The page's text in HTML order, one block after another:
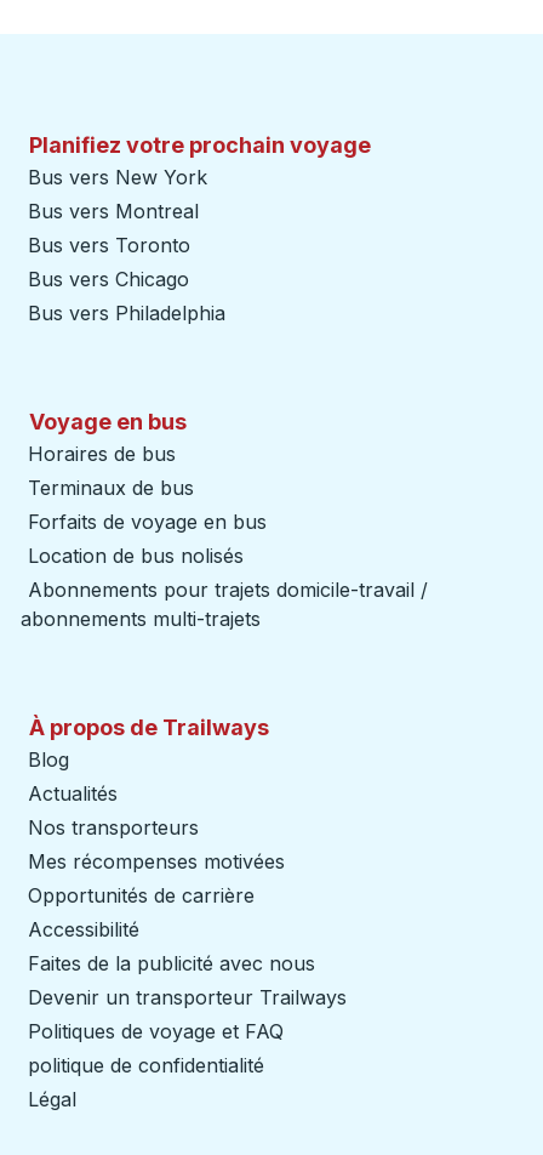
Planifiez votre prochain voyage
Bus vers New York
Bus vers Montreal
Bus vers Toronto
Bus vers Chicago
Bus vers Philadelphia
Voyage en bus
Horaires de bus
Terminaux de bus
Forfaits de voyage en bus
Location de bus nolisés
Abonnements pour trajets domicile-travail /
abonnements multi-trajets
À propos de Trailways
Blog
Actualités
Nos transporteurs
Mes récompenses motivées
Opportunités de carrière
Accessibilité
Faites de la publicité avec nous
Devenir un transporteur Trailways
Politiques de voyage et FAQ
politique de confidentialité
Légal